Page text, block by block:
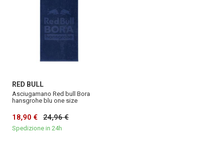
RED BULL
Asciugamano Red bull Bora
hansgrohe blu one size
18,90 € 24,96 €
Spedizione in 24h